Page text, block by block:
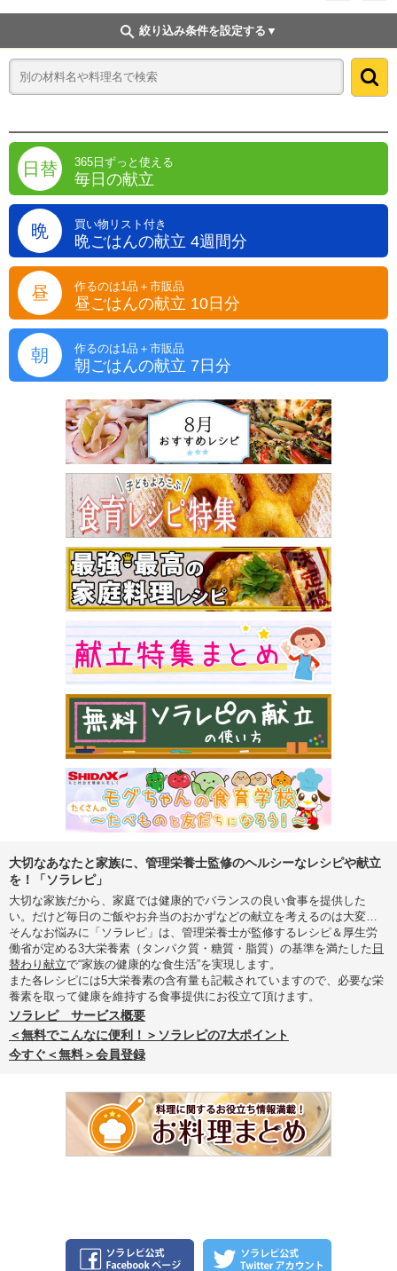
絞り込み条件を設定する
日替 365日ずっと使える
毎日の献立
晩 買い物リスト付き
晩ごはんの献立 4週間分
昼 作るのは1品＋市販品
昼ごはんの献立 10日分
朝 作るのは1品＋市販品
朝ごはんの献立 7日分
大切なあなたと家族に、管理栄養士監修のヘルシーなレシピや献立
を！「ソラレピ」
大切な家族だから、家庭では健康的でバランスの良い食事を提供した
い。だけど毎日のご飯やお弁当のおかずなどの献立を考えるのは大変…
そんなお悩みに「ソラレピ」は、管理栄養士が監修するレシピ＆厚生労
働省が定める3大栄養素（タンパク質・糖質・脂質）の基準を満たした 日
替わり献立で“家族の健康的な食生活”を実現します。
また各レシピには5大栄養素の含有量も記載されていますので、必要な栄
養素を取って健康を維持する食事提供にお役立て頂けます。
ソラレピ サービス概要
＜無料でこんなに便利！＞ソラレピの7大ポイント
今すぐ＜無料＞会員登録